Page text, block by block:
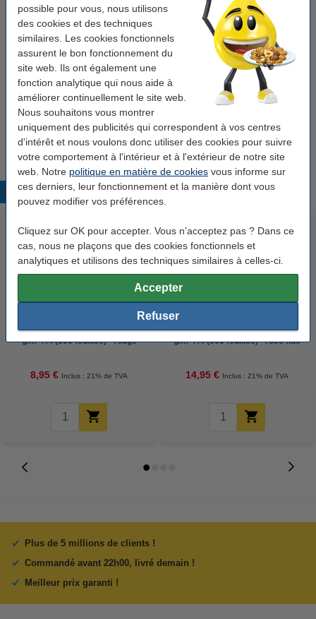
possible pour vous, nous utilisons
des cookies et des techniques
similaires. Les cookies fonctionnels
assurent le bon fonctionnement du
site web. Ils ont également une
fonction analytique qui nous aide à
améliorer continuellement le site web.
Nous souhaitons vous montrer
uniquement des publicités qui correspondent à vos centres
d'intérêt et nous voulons donc utiliser des cookies pour suivre
votre comportement à l'intérieur et à l'extérieur de notre site
web. Notre politique en matière de cookies vous informe sur
ces derniers, leur fonctionnement et la manière dont vous
pouvez modifier vos préférences.
Cliquez sur OK pour accepter. Vous n’acceptez pas ? Dans ce
cas, nous ne plaçons que des cookies fonctionnels et
analytiques et utilisons des techniques similaires à celles-ci.
Accepter
Refuser
Marque: Clairefontaine
Couleur: vert fluor
Grammage: 80 g/m²
Format: A4
Code produit: 250288
Produits populaires
g/m² A4 (500 feuilles) - rouge
8,95 € Inclus : 21% de TVA
g/m² A4 (500 feuilles) - rose fluo
14,95 € Inclus : 21% de TVA
Plus de 5 millions de clients !
Commandé avant 22h00, livré demain !
Meilleur prix garanti !